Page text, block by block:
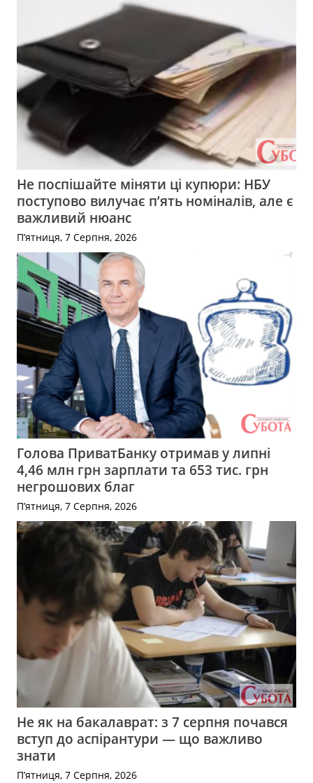
Не поспішайте міняти ці купюри: НБУ
поступово вилучає п’ять номіналів, але є
важливий нюанс
П’ятниця, 7 Серпня, 2026
Голова ПриватБанку отримав у липні
4,46 млн грн зарплати та 653 тис. грн
негрошових благ
П’ятниця, 7 Серпня, 2026
Не як на бакалаврат: з 7 серпня почався
вступ до аспірантури — що важливо
знати
П’ятниця, 7 Серпня, 2026